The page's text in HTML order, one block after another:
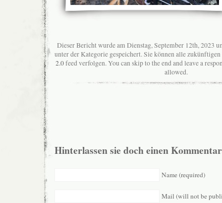
Dieser Bericht wurde am Dienstag, September 12th, 2023
unter der Kategorie gespeichert. Sie können alle
2.0feed verfolgen. You can skip to the end and leave a
allowed.
Hinterlassen sie doch einen
Name (required)
Mail (will not be